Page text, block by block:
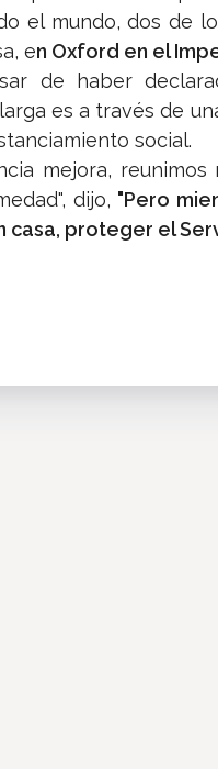
el mundo, dos de
en Oxford en el
de haber
es a través de
social.
mejora,
dijo, "Pero
casa, proteger el